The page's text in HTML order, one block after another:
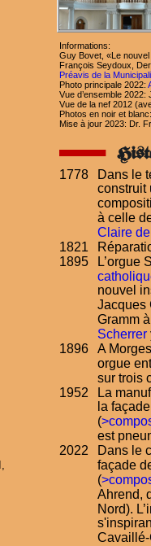
1778
Dans le
construit
à celle
Claire
1821
1895
L’orgue
nouvel
Jacques
Gramm
Scherrer
1896
A
orgue
sur trois
1952
La
la
(
est
2022
Dans le
façade
(
Ahrend,
Nord).
Informations:
Guy Bovet, «Le
François Seydoux,
Préavis de la
Photo principale 2022:
Vue d’ensemble
Vue de la nef 2012
Photos en noir et
Mise à jour 2023: Dr.